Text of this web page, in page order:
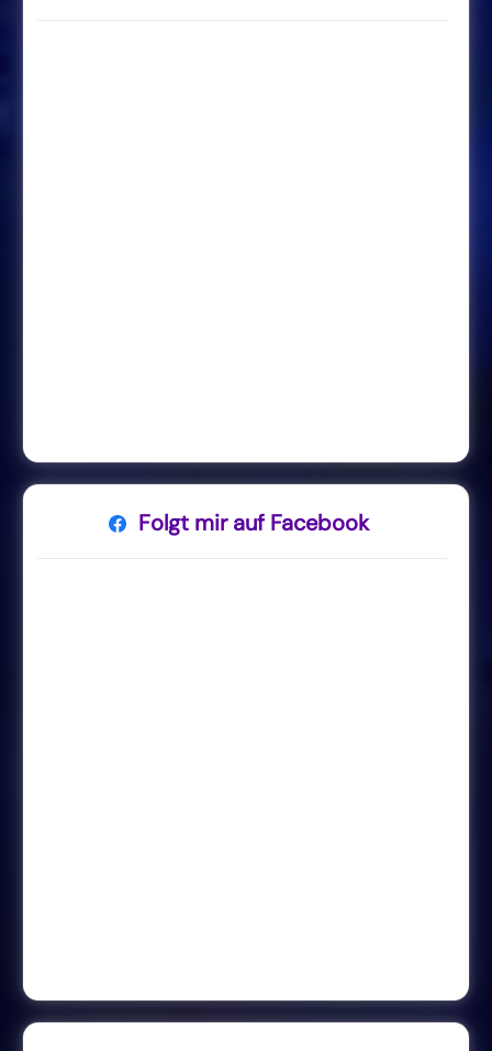
Folgt mir auf Facebook